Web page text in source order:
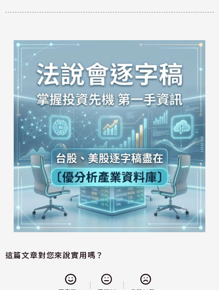
這篇文章對您來說實用嗎？